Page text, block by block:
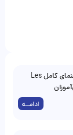
ضمایر تاکیدی زبان فرانسه | راهنمای کامل Les
ادامــه